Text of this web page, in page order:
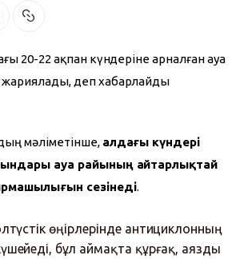
20-22 ақпан күндеріне арналған ауа
деп хабарлайды
мәліметінше, алдағы күндері
ауа райының айтарлықтай
сезінеді.
өңірлерінде антициклонның
бұл аймақта құрғақ, аязды